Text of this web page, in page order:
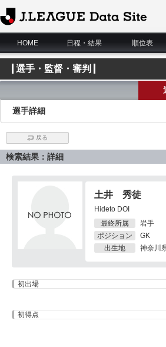
J.League Data Site
HOME
日程・結果 順位表
選手・監督・審判
選手詳細
戻る
検索結果：詳細
土井 秀徒
Hideto DOI
最終所属
岩手
ポジション
GK
出生地
神奈川
初出場
初得点